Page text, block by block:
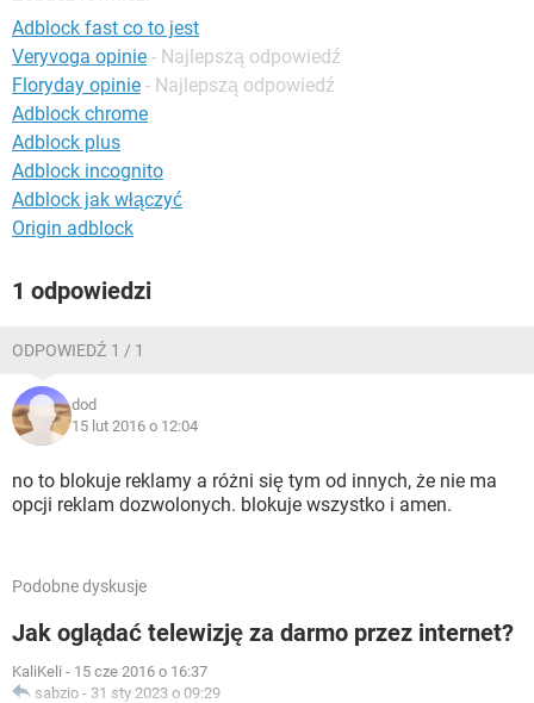
Adblock fast co to jest
Veryvoga opinie - Najlepszą odpowiedź
Floryday opinie - Najlepszą odpowiedź
Adblock chrome
Adblock plus
Adblock incognito
Adblock jak włączyć
Origin adblock
1 odpowiedzi
ODPOWIEDŹ 1 / 1
dod
15 lut 2016 o 12:04
no to blokuje reklamy a różni się tym od innych, że nie ma
opcji reklam dozwolonych. blokuje wszystko i amen.
Podobne dyskusje
Jak oglądać telewizję za darmo przez internet?
KaliKeli - 15 cze 2016 o 16:37
sabzio - 31 sty 2023 o 09:29